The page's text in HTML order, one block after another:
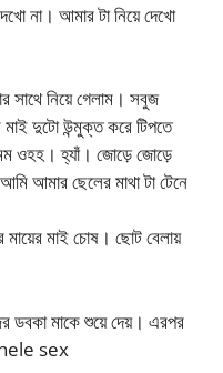
না। আমার টা নিয়ে দেখো
নিয়ে গেলাম। সবুজ
দুটো উন্মুক্ত করে টিপতে
ওহহ। হ্যাঁ। জোড়ে জোড়ে
আমার ছেলের মাথা টা টেনে
মাই চোষ। ছোট বেলায়
ডবকা মাকে শুয়ে দেয়। এরপর
sex